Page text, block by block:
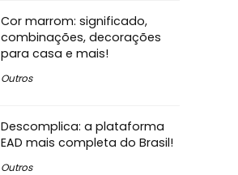
Cor marrom: significado,
combinações, decorações
para casa e mais!
Outros
Descomplica: a plataforma
EAD mais completa do Brasil!
Outros